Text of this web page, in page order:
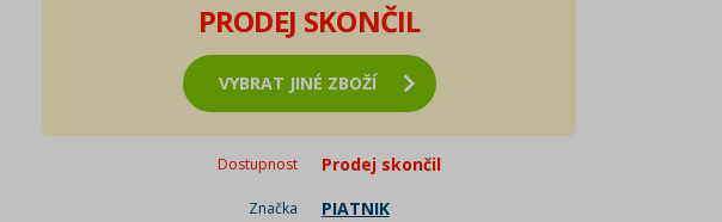
PRODEJ SKONČIL
VYBRAT JINÉ ZBOŽÍ
Dostupnost Prodej skončil
Značka PIATNIK